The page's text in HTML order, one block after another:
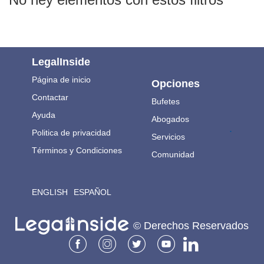
LegalInside
Página de inicio
Contactar
Ayuda
Politica de privacidad
Términos y Condiciones
ENGLISH ESPAÑOL
Opciones
Bufetes
Abogados
Servicios
Comunidad
.
© Derechos Reservados